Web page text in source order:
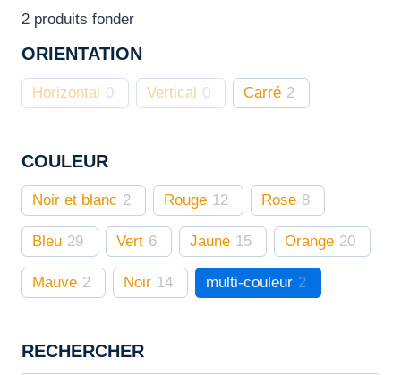
être
choisies
page
du
produit
2 produits fonder
ORIENTATION
Horizontal 0 Vertical 0 Carré 2
COULEUR
Noir et blanc 2 Rouge 12 Rose 8
Bleu 29 Vert 6 Jaune 15 Orange 20
Mauve 2 Noir 14 multi-couleur 2
RECHERCHER